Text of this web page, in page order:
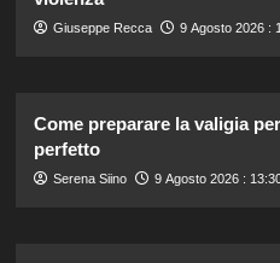
Giuseppe Recca 9 Agosto 2026 :
Come preparare la valigia
perfetto
Serena Siino 9 Agosto 2026 :